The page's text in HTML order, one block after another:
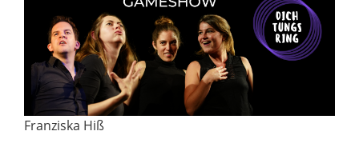
Franziska Hiß